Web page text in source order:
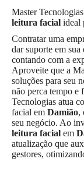
Master
leitura facial ideal
Contratar uma
dar suporte em
contando com a
Aproveite que a
soluções para seu
não perca tempo e
Tecnologias atua
facial em Damião,
seu negócio. Ao
leitura facial em
atualização que
gestores,